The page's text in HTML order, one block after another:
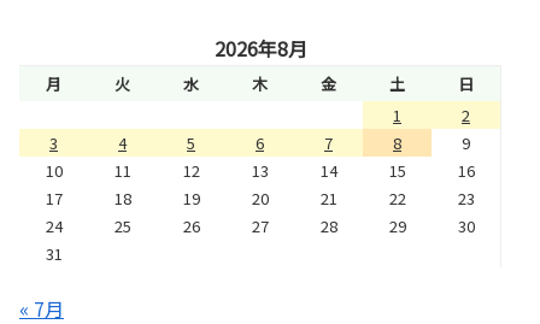
2026年8月
月 火 水 木 金 土
日
1
2
3
4 5 6 7 8
9
10
11 12 13 14 15
16
17
18 19 20 21 22
23
24
25 26 27 28 29
30
31
« 7月